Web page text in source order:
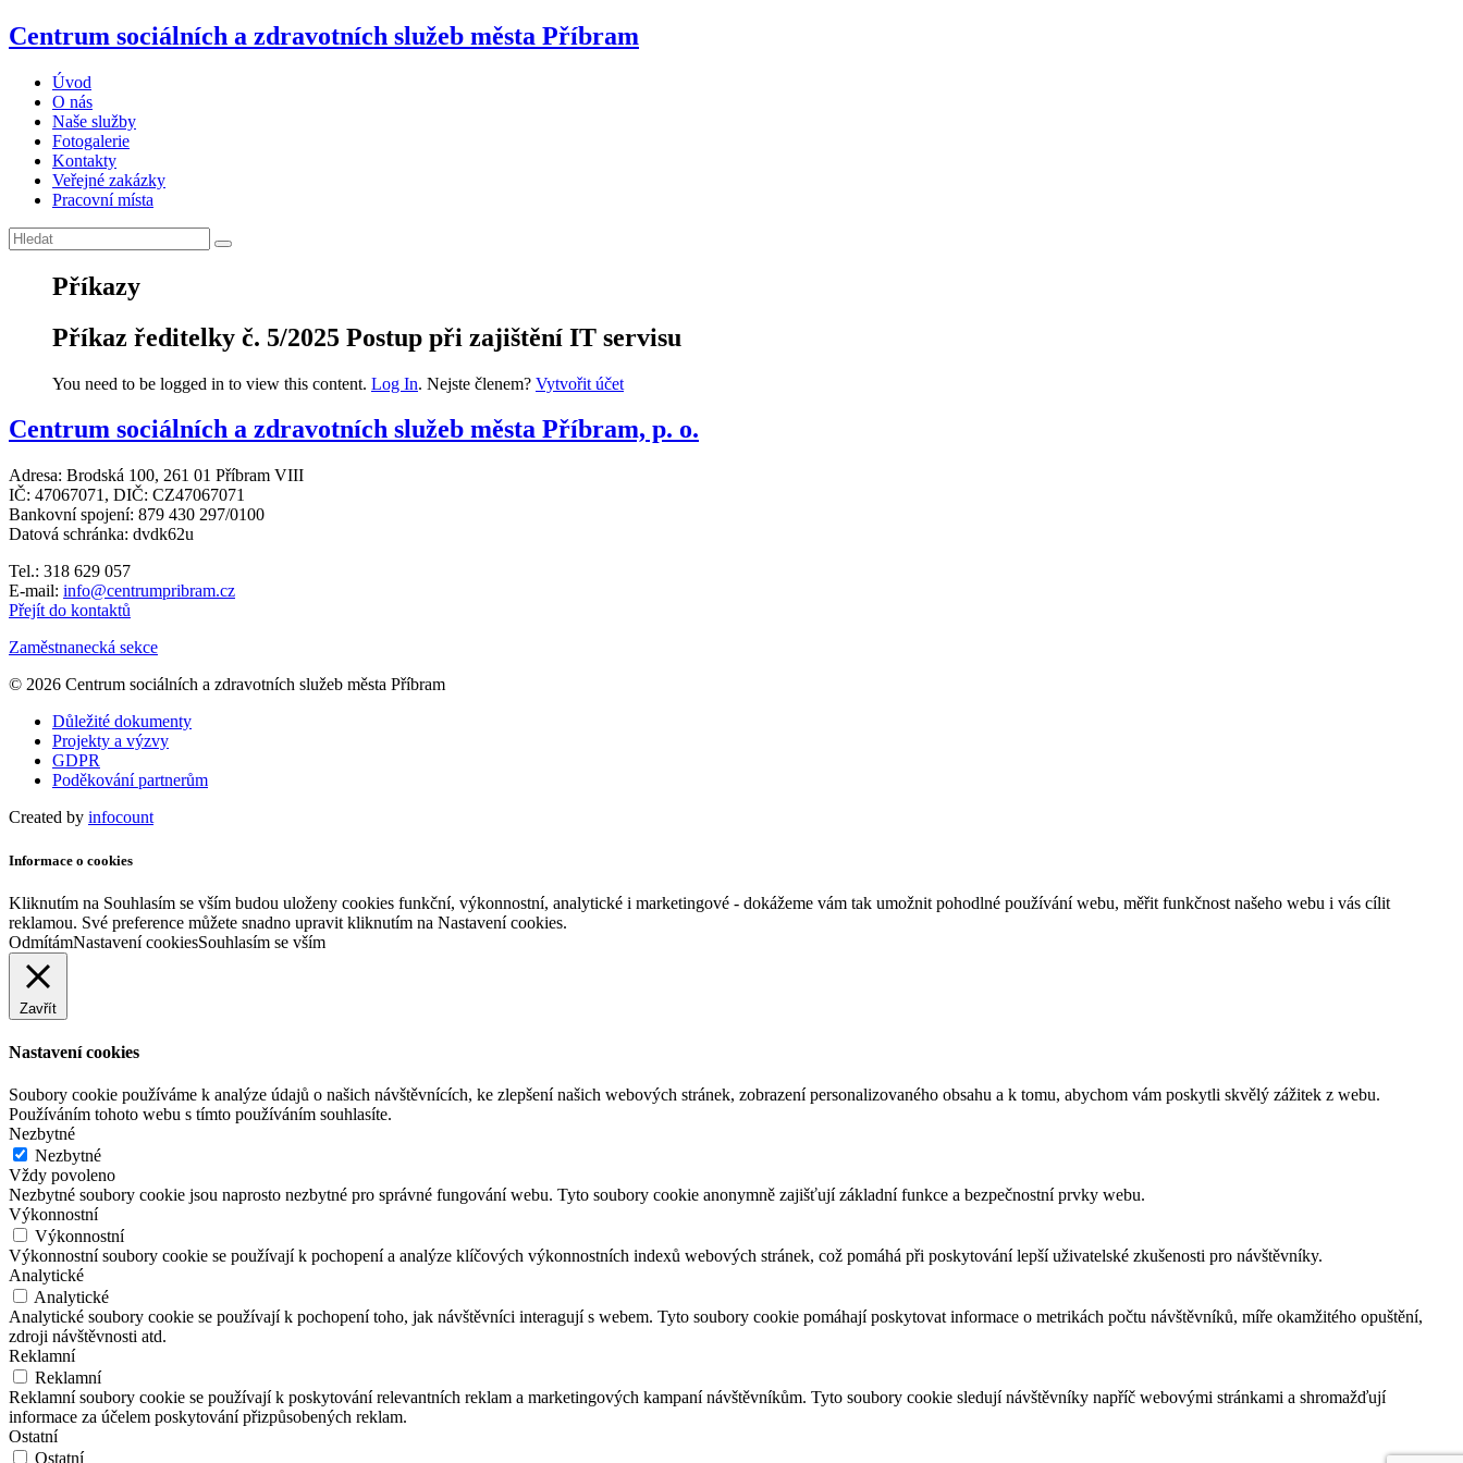
Centrum sociálních a zdravotních služeb města Příbram
Úvod
O nás
Naše služby
Fotogalerie
Kontakty
Veřejné zakázky
Pracovní místa
Příkazy
Příkaz ředitelky č. 5/2025 Postup při zajištění IT servisu
You need to be logged in to view this content. Log In. Nejste členem? Vytvořit účet
Centrum sociálních a zdravotních služeb města Příbram, p. o.
Adresa: Brodská 100, 261 01 Příbram VIII
IČ: 47067071, DIČ: CZ47067071
Bankovní spojení: 879 430 297/0100
Datová schránka: dvdk62u
Tel.: 318 629 057
E-mail: info@centrumpribram.cz
Přejít do kontaktů
Zaměstnanecká sekce
© 2026 Centrum sociálních a zdravotních služeb města Příbram
Důležité dokumenty
Projekty a výzvy
GDPR
Poděkování partnerům
Created by infocount
Informace o cookies
Kliknutím na Souhlasím se vším budou uloženy cookies funkční, výkonnostní, analytické i marketingové - dokážeme vám tak umožnit pohodlné používání webu, měřit funkčnost našeho webu i vás cílit
reklamou. Své preference můžete snadno upravit kliknutím na Nastavení cookies.
OdmítámNastavení cookiesSouhlasím se vším
Zavřít
Nastavení cookies
Soubory cookie používáme k analýze údajů o našich návštěvnících, ke zlepšení našich webových stránek, zobrazení personalizovaného obsahu a k tomu, abychom vám poskytli skvělý zážitek z webu.
Používáním tohoto webu s tímto používáním souhlasíte.
Nezbytné
Nezbytné
Vždy povoleno
Nezbytné soubory cookie jsou naprosto nezbytné pro správné fungování webu. Tyto soubory cookie anonymně zajišťují základní funkce a bezpečnostní prvky webu.
Výkonnostní
Výkonnostní
Výkonnostní soubory cookie se používají k pochopení a analýze klíčových výkonnostních indexů webových stránek, což pomáhá při poskytování lepší uživatelské zkušenosti pro návštěvníky.
Analytické
Analytické
Analytické soubory cookie se používají k pochopení toho, jak návštěvníci interagují s webem. Tyto soubory cookie pomáhají poskytovat informace o metrikách počtu návštěvníků, míře okamžitého opuštění,
zdroji návštěvnosti atd.
Reklamní
Reklamní
Reklamní soubory cookie se používají k poskytování relevantních reklam a marketingových kampaní návštěvníkům. Tyto soubory cookie sledují návštěvníky napříč webovými stránkami a shromažďují
informace za účelem poskytování přizpůsobených reklam.
Ostatní
Ostatní